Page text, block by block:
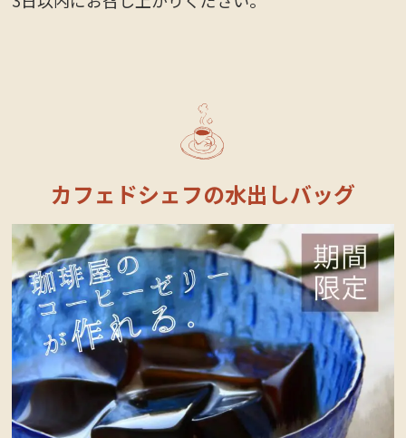
カフェドシェフの水出しバッグ